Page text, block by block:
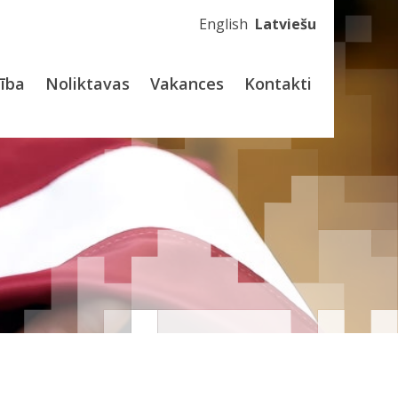
English Latviešu
Noliktavas Vakances Kontakti